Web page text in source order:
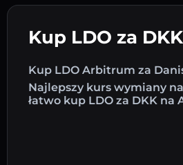
Kup LDO za DKK
Kup LDO Arbitrum za
Najlepszy kurs wymiany
łatwo kup LDO za DKK na